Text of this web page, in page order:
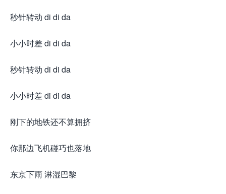
秒针转动 di di da
小小时差 di di da
秒针转动 di di da
小小时差 di di da
刚下的地铁还不算拥挤
你那边飞机碰巧也落地
东京下雨 淋湿巴黎